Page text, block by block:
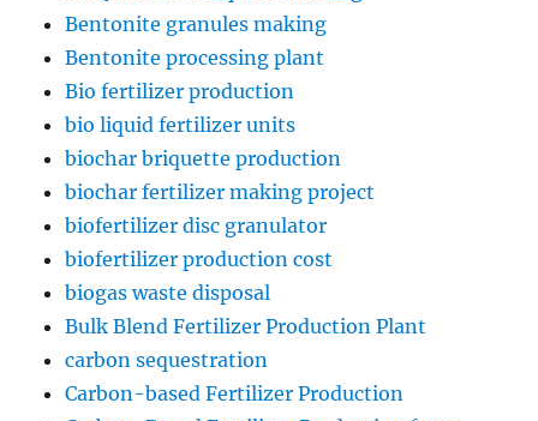
Bentonite granules making
Bentonite processing plant
Bio fertilizer production
bio liquid fertilizer units
biochar briquette production
biochar fertilizer making project
biofertilizer disc granulator
biofertilizer production cost
biogas waste disposal
Bulk Blend Fertilizer Production Plant
carbon sequestration
Carbon-based Fertilizer Production